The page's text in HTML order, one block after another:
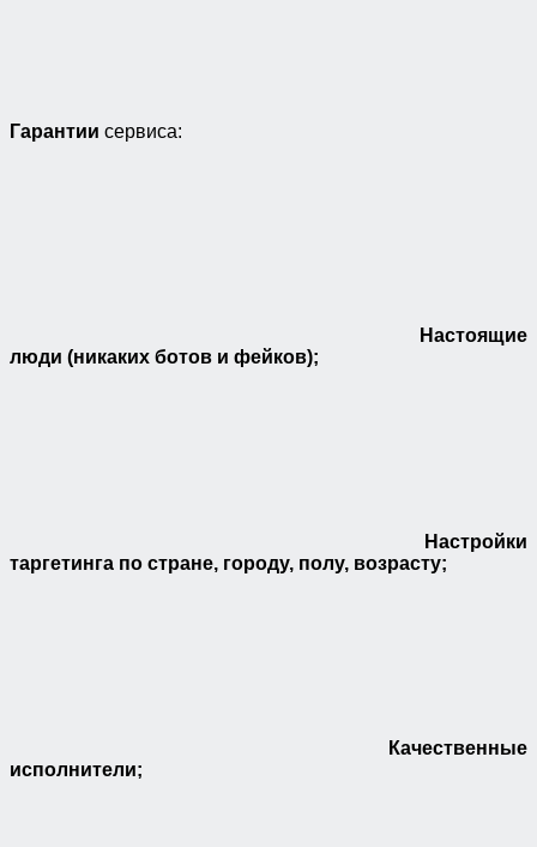
Гарантии сервиса:
Настоящие
люди (никаких ботов и фейков);
Настройки
таргетинга по стране, городу, полу, возрасту;
Качественные
исполнители;